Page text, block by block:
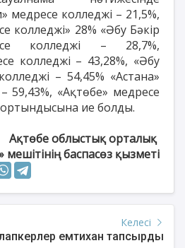
медресе колледжі – 21,5%,
колледжі» 28% «Әбу Бәкір
колледжі – 28,7%,
колледжі – 43,28%, «Әбу
– 54,45% «Астана»
59,43%, «Ақтөбе» медресе
ие болды.
Ақтөбе облыстық орталық
мешітінің баспасөз қызметі
Келесі
емтихан тапсырды